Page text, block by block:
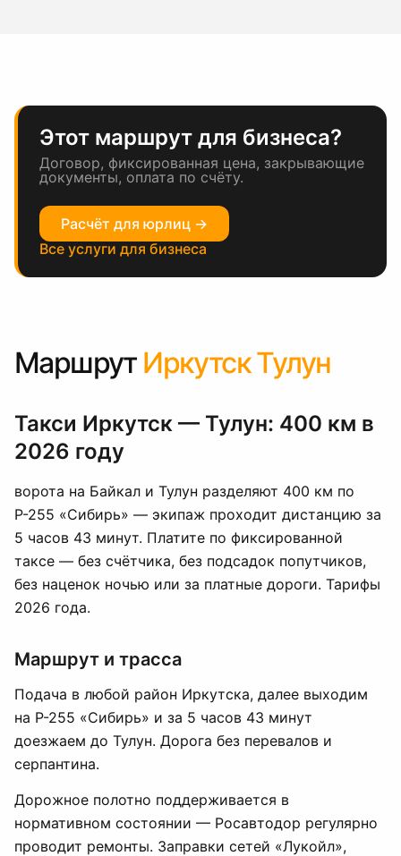
Этот маршрут для бизнеса?
Договор, фиксированная цена, закрывающие
документы, оплата по счёту.
Расчёт для юрлиц →
Все услуги для бизнеса
Маршрут Иркутск Тулун
Такси Иркутск — Тулун: 400 км в
2026 году
ворота на Байкал и Тулун разделяют 400 км по
Р-255 «Сибирь» — экипаж проходит дистанцию за
5 часов 43 минут. Платите по фиксированной
таксе — без счётчика, без подсадок попутчиков,
без наценок ночью или за платные дороги. Тарифы
2026 года.
Маршрут и трасса
Подача в любой район Иркутска, далее выходим
на Р-255 «Сибирь» и за 5 часов 43 минут
доезжаем до Тулун. Дорога без перевалов и
серпантина.
Дорожное полотно поддерживается в
нормативном состоянии — Росавтодор регулярно
проводит ремонты. Заправки сетей «Лукойл»,